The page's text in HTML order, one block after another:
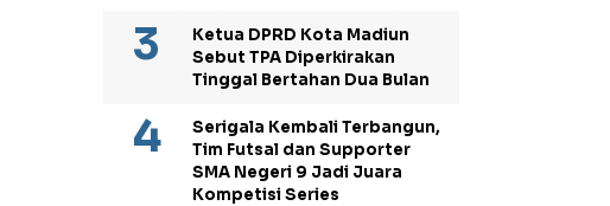
Ketua DPRD Kota Madiun
Sebut TPA Diperkirakan
Tinggal Bertahan Dua Bulan
Serigala Kembali Terbangun,
Tim Futsal dan Supporter
SMA Negeri 9 Jadi Juara
Kompetisi Series